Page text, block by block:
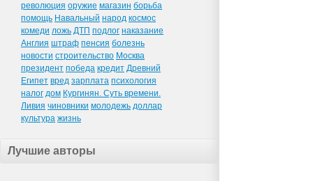
революция оружие магазин борьба
помощь Навальный народ космос
комеди ложь ДТП подлог наказание
Англия штраф пенсия болезнь
новости строительство Москва
президент победа кредит Древний
Египет вред зарплата психология
налог дом Кургинян. Суть времени.
Ливия чиновники молодежь доллар
культура жизнь
Лучшие авторы